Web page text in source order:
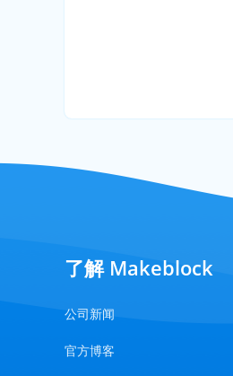
了解 Makeblock
公司新闻
官方博客